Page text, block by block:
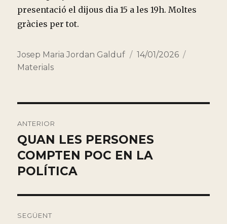
presentació el dijous dia 15 a les 19h. Moltes
gràcies per tot.
Autor
Josep Maria Jordan Galduf
Publicado
14/01/2026
Materials
de
entradas
ANTERIOR
Entrada
anterior:
QUAN LES PERSONES
COMPTEN POC EN LA
POLÍTICA
SEGÜENT